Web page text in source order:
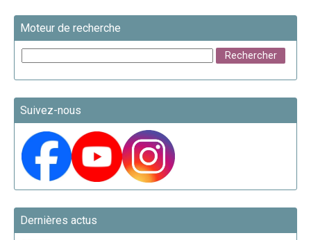
Moteur de recherche
Suivez-nous
Dernières actus